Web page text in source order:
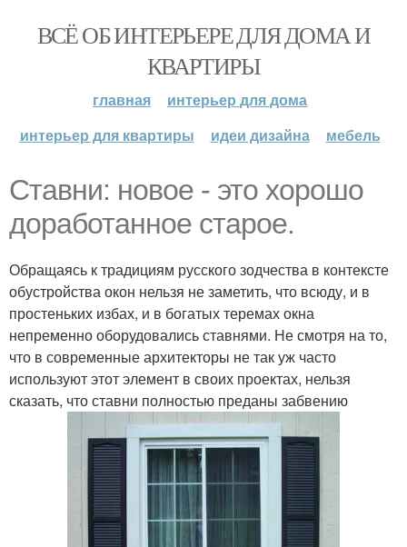
ВСЁ ОБ ИНТЕРЬЕРЕ ДЛЯ ДОМА И
КВАРТИРЫ
главная
интерьер для дома
интерьер для квартиры
идеи дизайна мебель
Ставни: новое - это хорошо
доработанное старое.
Обращаясь к традициям русского зодчества в контексте
обустройства окон нельзя не заметить, что всюду, и в
простеньких избах, и в богатых теремах окна
непременно оборудовались ставнями. Не смотря на то,
что в современные архитекторы не так уж часто
используют этот элемент в своих проектах, нельзя
сказать, что ставни полностью преданы забвению